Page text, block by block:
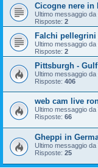
Cicogne nere in
Ultimo messaggio da
Risposte: 2
Falchi pellegrini
Ultimo messaggio da
Risposte: 2
Pittsburgh -
Ultimo messaggio da
Risposte: 406
web cam live
Ultimo messaggio da
Risposte: 66
Gheppi in
Ultimo messaggio da
Risposte: 25